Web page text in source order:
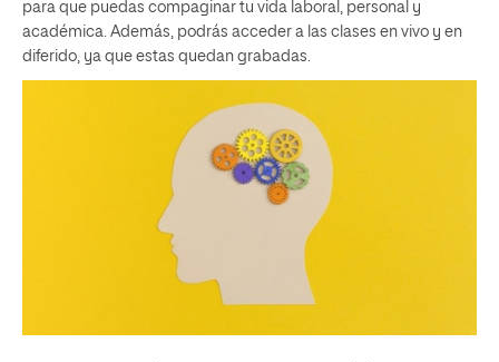
para que puedas compaginar tu vida laboral, personal y
académica. Además, podrás acceder a las clases en vivo y en
diferido, ya que estas quedan grabadas.